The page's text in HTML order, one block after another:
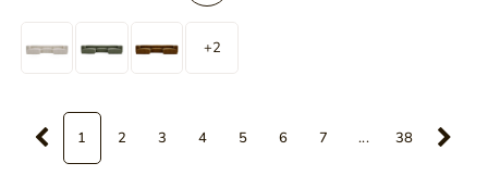
+2
1 2 3 4 5 6 7 ... 38